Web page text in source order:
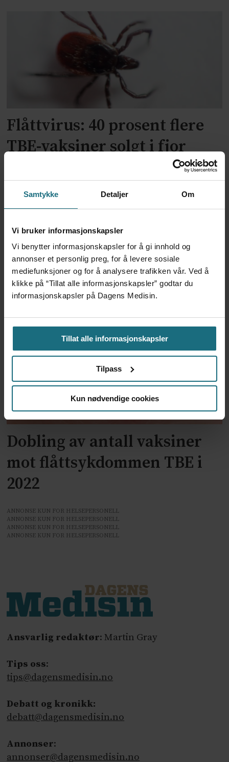
Samtykke Detaljer Om
Vi bruker informasjonskapsler
Vi benytter informasjonskapsler for å gi innhold og
annonser et personlig preg, for å levere sosiale
mediefunksjoner og for å analysere trafikken vår. Ved å
klikke på “Tillat alle informasjonskapsler” godtar du
informasjonskapsler på Dagens Medisin.
Tillat alle informasjonskapsler
Tilpass
Kun nødvendige cookies
Flåttvirus: 40 prosent flere
TBE-vaksiner solgt i fjor
Flere vaksinerer seg mot
skogflåttencefalitt
Dobling av antall vaksiner
mot flåttsykdommen TBE i
2022
ANNONSE KUN FOR HELSEPERSONELL
ANNONSE KUN FOR HELSEPERSONELL
ANNONSE KUN FOR HELSEPERSONELL
ANNONSE KUN FOR HELSEPERSONELL
Ansvarlig redaktør: Martin Gray
Tips oss:
tips@dagensmedisin.no
Debatt og kronikk:
debatt@dagensmedisin.no
Annonser:
annonser@dagensmedisin.no